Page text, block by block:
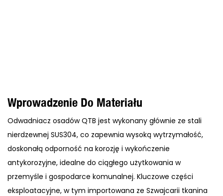
Wprowadzenie Do Materiału
Odwadniacz osadów QTB jest wykonany głównie ze stali
nierdzewnej SUS304, co zapewnia wysoką wytrzymałość,
doskonałą odporność na korozję i wykończenie
antykorozyjne, idealne do ciągłego użytkowania w
przemyśle i gospodarce komunalnej. Kluczowe części
eksploatacyjne, w tym importowana ze Szwajcarii tkanina